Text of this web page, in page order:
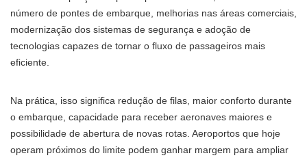
número de pontes de embarque, melhorias nas áreas comerciais,
modernização dos sistemas de segurança e adoção de
tecnologias capazes de tornar o fluxo de passageiros mais
eficiente.
Na prática, isso significa redução de filas, maior conforto durante
o embarque, capacidade para receber aeronaves maiores e
possibilidade de abertura de novas rotas. Aeroportos que hoje
operam próximos do limite podem ganhar margem para ampliar